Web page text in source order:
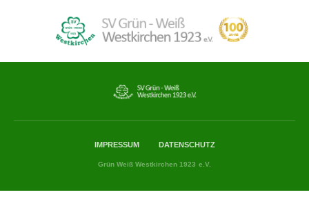
IMPRESSUM DATENSCHUTZ
Grün Weiß Westkirchen 1923 e.V.